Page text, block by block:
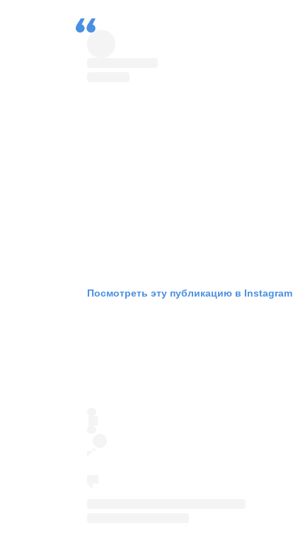
Посмотреть эту публикацию в Instagram